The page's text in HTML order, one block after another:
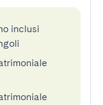
inclusi